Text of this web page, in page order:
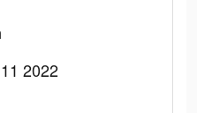
2022